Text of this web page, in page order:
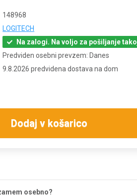
148968
LOGITECH
Na zalogi. Na voljo za pošiljanje
Predviden osebni prevzem: Danes
9.8.2026 predvidena dostava na dom
Dodaj v košarico
osebno?